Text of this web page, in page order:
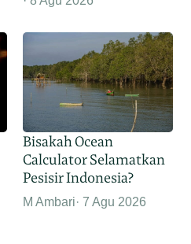
Bisakah Ocean
Calculator Selamatkan
Pesisir Indonesia?
M Ambari 7 Agu 2026